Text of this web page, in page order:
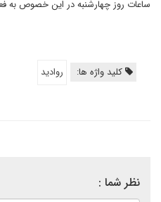
ساعات روز چهارشنبه در این خصوص به
کلید واژه ها: روادید
نظر شما :